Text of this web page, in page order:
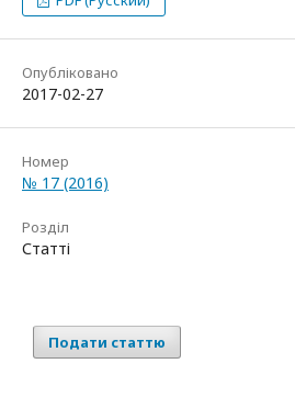
Опубліковано
2017-02-27
Номер
№ 17 (2016)
Розділ
Статті
Подати статтю